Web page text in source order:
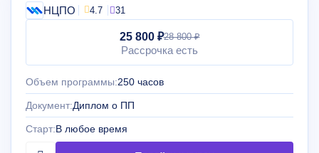
НЦПО 4.7 31
25 800 ₽28 800 ₽
Рассрочка есть
Объем программы:250 часов
Документ:Диплом о ПП
Старт:В любое время